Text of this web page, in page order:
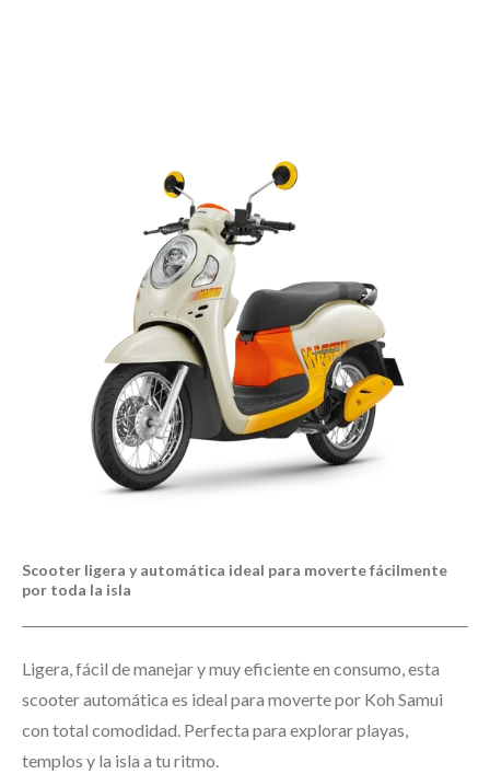
Scooter ligera y automática ideal para moverte fácilmente
por toda la isla
Ligera, fácil de manejar y muy eficiente en consumo, esta
scooter automática es ideal para moverte por Koh Samui
con total comodidad. Perfecta para explorar playas,
templos y la isla a tu ritmo.